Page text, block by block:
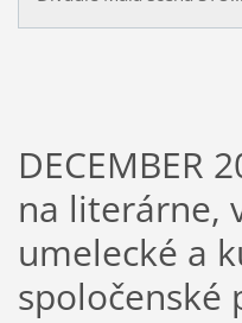
DECEMBER
na literárne,
umelecké a
spoločenské